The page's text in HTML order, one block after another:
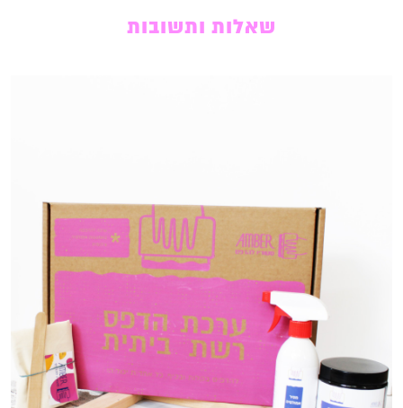
שאלות ותשובות